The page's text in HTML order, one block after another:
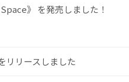
》 を発売しました！
リリースしました